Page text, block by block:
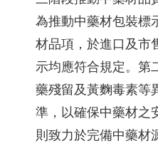
為推動中藥材包裝標
材品項，於進口及市
示均應符合規定。第
藥殘留及黃麴毒素等
準，以確保中藥材之
則致力於完備中藥材